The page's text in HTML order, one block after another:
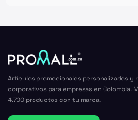
Artículos promocionales personalizados y
corporativos para empresas en Colombia.
4.700 productos con tu marca.